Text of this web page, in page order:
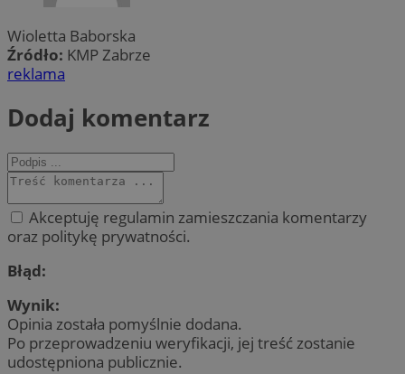
Wioletta Baborska
Źródło: KMP Zabrze
reklama
Dodaj komentarz
Akceptuję regulamin zamieszczania komentarzy
oraz politykę prywatności.
Błąd:
Wynik:
Opinia została pomyślnie dodana.
Po przeprowadzeniu weryfikacji, jej treść zostanie
udostępniona publicznie.